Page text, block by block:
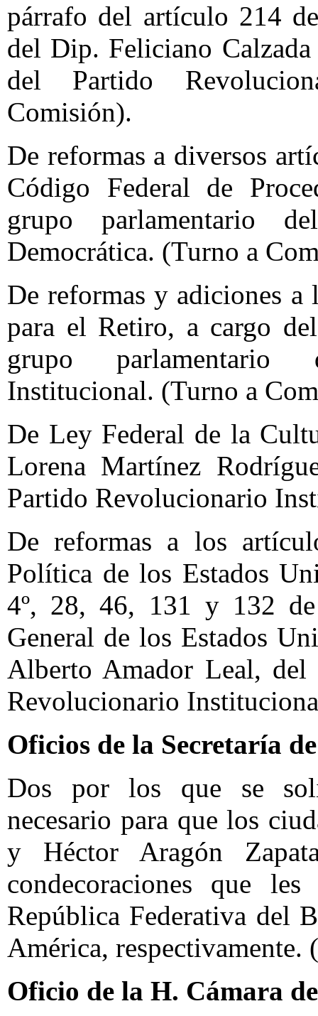
párrafo del artículo 214
del Dip. Feliciano
del Partido
Comisión).
De reformas a diversos
Código Federal de
grupo parlamentario
Democrática. (Turno a
De reformas y adiciones
para el Retiro, a cargo
grupo parlamentario
Institucional. (Turno a
De Ley Federal de la
Lorena Martínez
Partido Revolucionario
De reformas a los
Política de los Estados
4º, 28, 46, 131 y 132
General de los Estados
Alberto Amador Leal, del
Revolucionario
Oficios de la Secretaría
Dos por los que se
necesario para que los
y Héctor Aragón
condecoraciones que
República Federativa del
América,
Oficio de la H. Cámara